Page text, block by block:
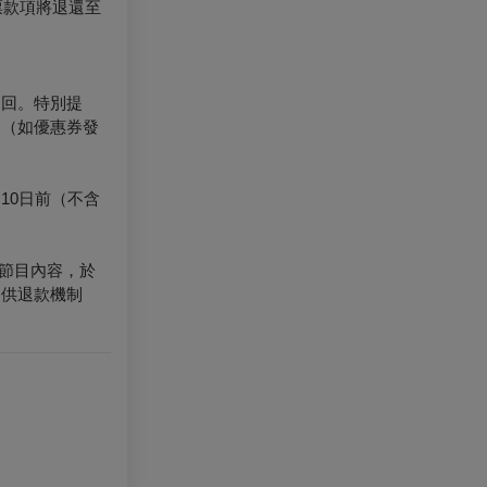
項將退還至
。特別提
如優惠券發
日前（不含
目內容，於
退款機制